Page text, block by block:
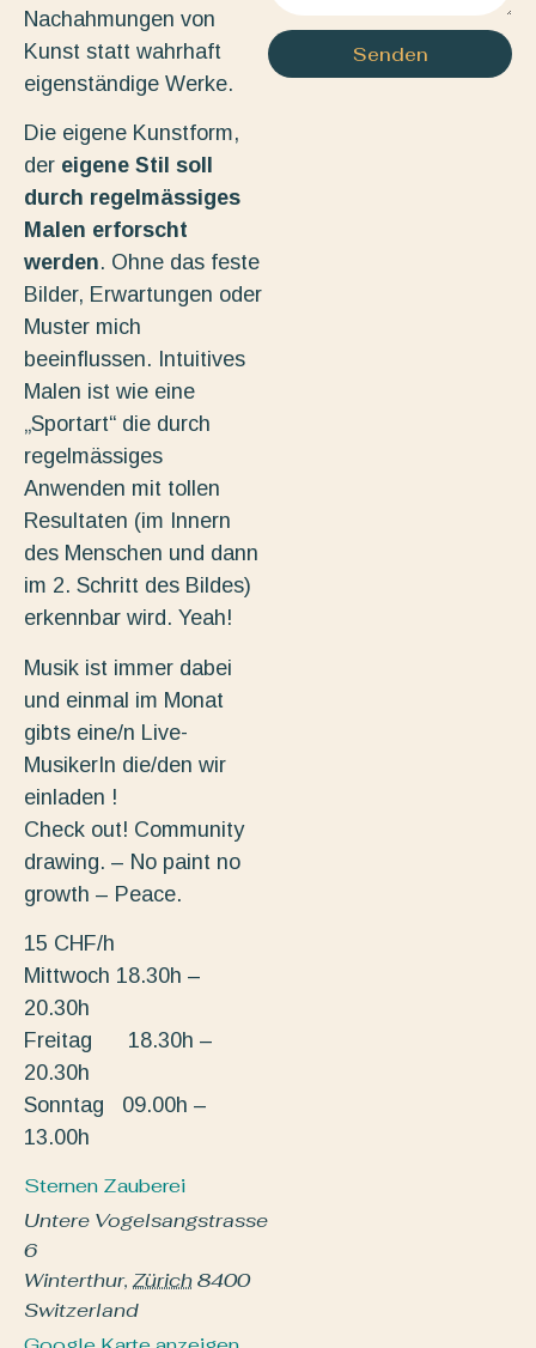
Nachahmungen von
Kunst statt wahrhaft
eigenständige Werke.
Die eigene Kunstform,
der eigene Stil soll
durch regelmässiges
Malen erforscht
werden. Ohne das feste
Bilder, Erwartungen oder
Muster mich
beeinflussen. Intuitives
Malen ist wie eine
„Sportart“ die durch
regelmässiges
Anwenden mit tollen
Resultaten (im Innern
des Menschen und dann
im 2. Schritt des Bildes)
erkennbar wird. Yeah!
Musik ist immer dabei
und einmal im Monat
gibts eine/n Live-
MusikerIn die/den wir
einladen !
Check out! Community
drawing. – No paint no
growth – Peace.
15 CHF/h
Mittwoch 18.30h –
20.30h
Freitag 18.30h –
20.30h
Sonntag 09.00h –
13.00h
Sternen Zauberei
Untere Vogelsangstrasse
6
Winterthur, Zürich8400
Switzerland
Senden